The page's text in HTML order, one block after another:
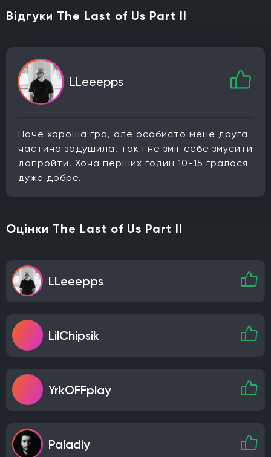
Відгуки The Last of Us Part II
LLeeepps
Наче хороша гра, але особисто мене друга
частина задушила, так і не зміг себе змусити
допройти. Хоча перших годин 10-15 гралося
дуже добре.
Оцінки The Last of Us Part II
LLeeepps
LilChipsik
YrkOFFplay
Paladiy